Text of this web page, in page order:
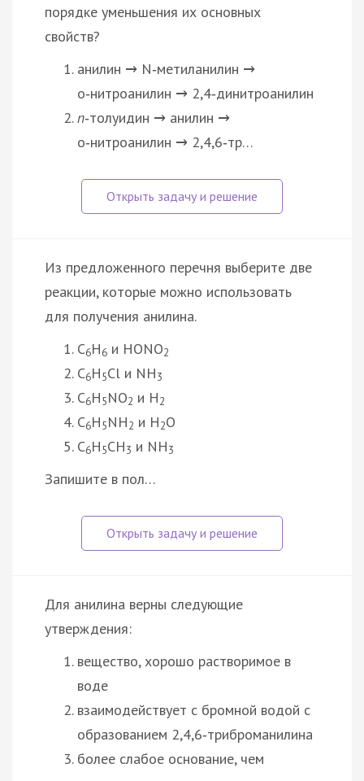
порядке уменьшения их основных
свойств?
анилин → N‑метиланилин →
о‑нитроанилин → 2,4‑динитроанилин
п‑толуидин → анилин →
о‑нитроанилин → 2,4,6‑тр…
Из предложенного перечня выберите две
реакции, которые можно использовать
для получения анилина.
C6H6 и HONO2
C6H5Cl и NH3
C6H5NO2 и H2
C6H5NH2 и H2O
C6H5CH3 и NH3
Запишите в пол…
Для анилина верны следующие
утверждения:
вещество, хорошо растворимое в
воде
взаимодействует с бромной водой с
образованием 2,4,6‑триброманилина
более слабое основание, чем